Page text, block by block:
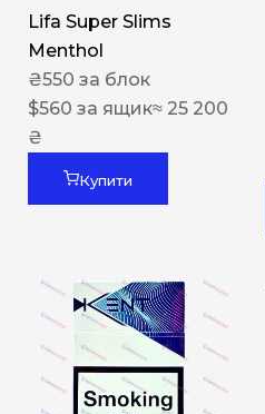
Lifa Super Slims
Menthol
₴550 за блок
$560 за ящик≈ 25 200
₴
Купити